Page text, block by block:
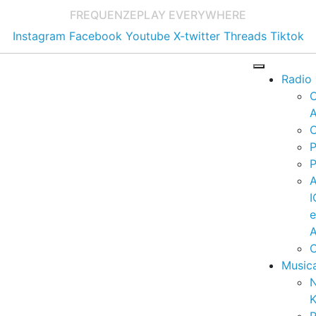
FREQUENZEPLAY EVERYWHERE
Instagram Facebook Youtube X-twitter Threads Tiktok
Radio
e